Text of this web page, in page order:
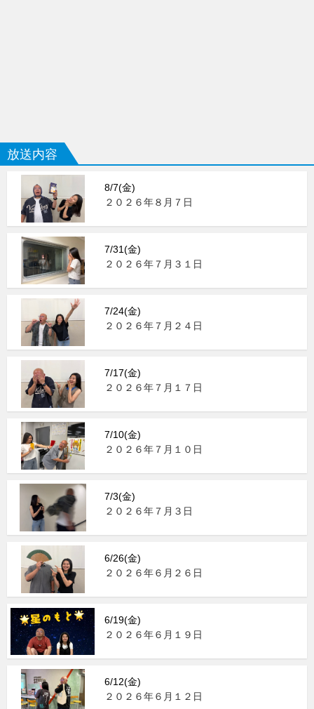
放送内容
8/7(金)
２０２６年８月７日
7/31(金)
２０２６年７月３１日
7/24(金)
２０２６年７月２４日
7/17(金)
２０２６年７月１７日
7/10(金)
２０２６年７月１０日
7/3(金)
２０２６年７月３日
6/26(金)
２０２６年６月２６日
6/19(金)
２０２６年６月１９日
6/12(金)
２０２６年６月１２日